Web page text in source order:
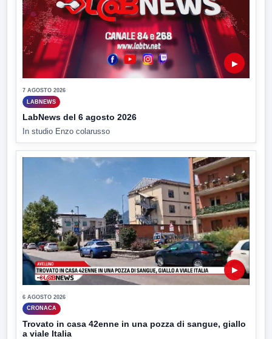
▶
7 AGOSTO 2026
LABNEWS
LabNews del 6 agosto 2026
In studio Enzo colarusso
▶
6 AGOSTO 2026
CRONACA
Trovato in casa 42enne in una pozza di sangue, giallo
a viale Italia